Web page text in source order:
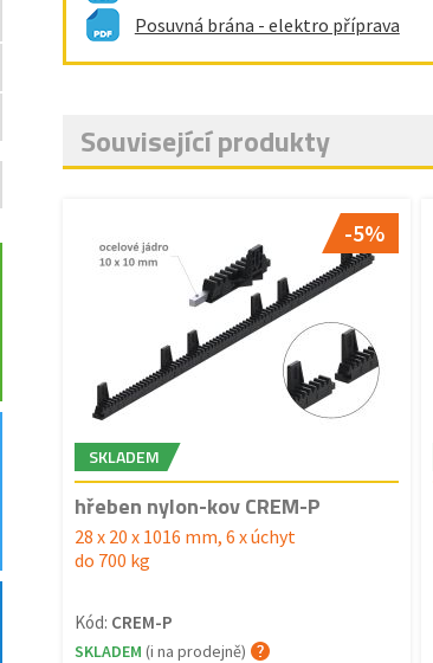
Posuvná brána - elektro příprava
Související produkty
-5%
SKLADEM
hřeben nylon-kov CREM-P
28 x 20 x 1016 mm, 6 x úchyt
do 700 kg
Kód: CREM-P
SKLADEM (i na prodejně)